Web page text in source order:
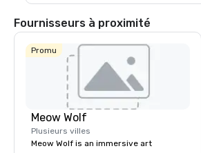
carrés (54 000 m2) d'écrans LED. La
sphère mesure 366 pieds (112 m) de haut
et 516 pieds (157 m) de large. L'aréna a
fait le lieu de divertissement le plus cher
construit dans la vallée de Las Vegas.
Fournisseurs à proximité
Promu
Meow Wolf
Plusieurs villes
Meow Wolf is an immersive art